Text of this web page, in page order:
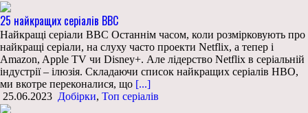
25 найкращих серіалів BBC
Найкращі серіали BBC Останнім часом, коли розмірковують про
найкращі серіали, на слуху часто проекти Netflix, а тепер і
Amazon, Apple TV чи Disney+. Але лідерство Netflix в серіальній
індустрії – ілюзія. Складаючи список найкращих серіалів HBO,
ми вкотре переконалися, що [...]
25.06.2023 Добірки, Топ серіалів